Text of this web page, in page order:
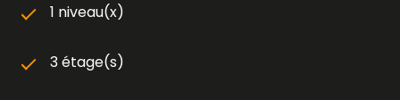
1 niveau(x)
3 étage(s)